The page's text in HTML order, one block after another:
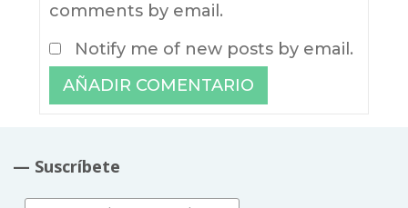
comments by email.
Notify me of new posts by email.
— Suscríbete